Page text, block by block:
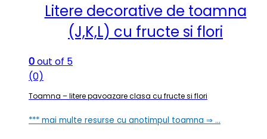
Litere decorative de toamna
(J,K,L) cu fructe si flori
0out of 5
(0)
Toamna – litere pavoazare clasa cu fructe si flori
*** mai multe resurse cu anotimpul toamna ⇒ …